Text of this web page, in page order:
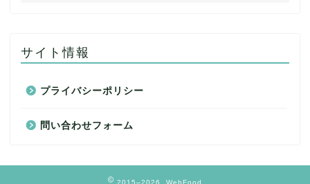
サイト情報
プライバシーポリシー
問い合わせフォーム
2015–2026 WebFood